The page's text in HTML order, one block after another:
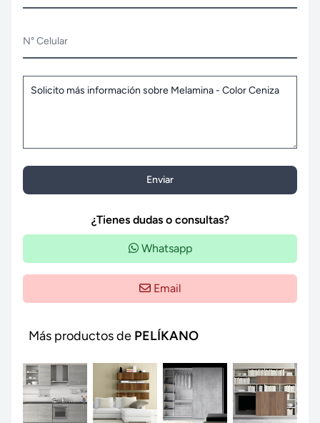
N° Celular
Enviar
¿Tienes dudas o consultas?
Whatsapp
Email
Más productos de PELÍKANO